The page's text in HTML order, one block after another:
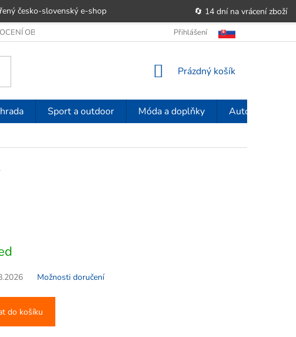
česko-slovenský e‑shop
🔄 14 dní na vrácení zboží
OBCHODU POUČENÍ O PRÁVU
Přihlášení
NÁKUPNÍ
Prázdný košík
Sport a outdoor Móda a doplňky Auto-moto
Možnosti doručení
do košíku